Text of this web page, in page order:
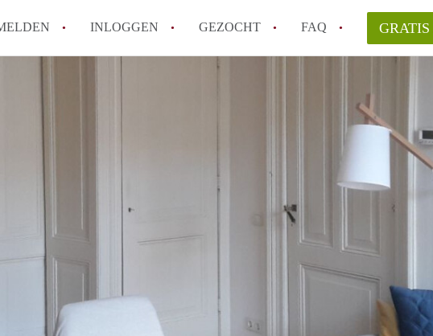
INLOGGEN GEZOCHT FAQ
Hoeveel kost het om te reageren op een Appartement in
Wat is de privacyverklaring van AppartementNijmegen?
Berekent AppartementNijmegen
Is AppartementNijmegen verantwoordelijk voor het
Appartement / Appartementen in Nijmegen?